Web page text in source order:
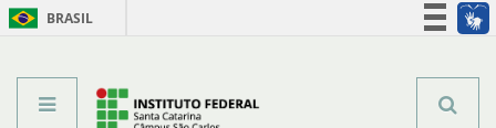
BRASIL